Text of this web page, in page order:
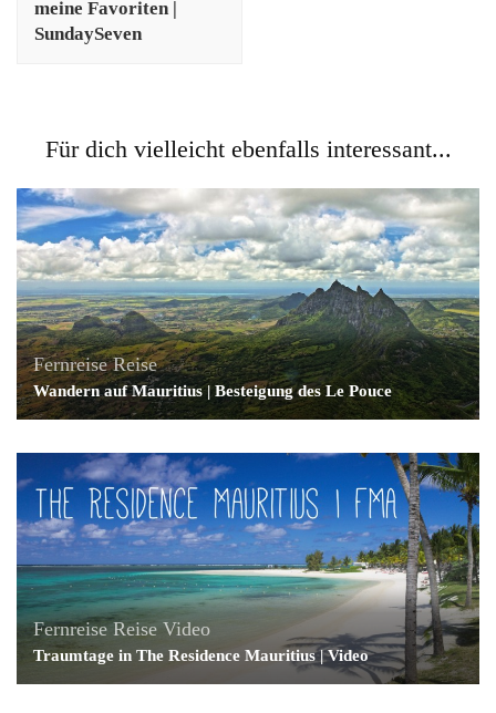
meine Favoriten |
SundaySeven
Für dich vielleicht ebenfalls interessant...
Fernreise Reise
Wandern auf Mauritius | Besteigung des Le Pouce
Fernreise Reise Video
Traumtage in The Residence Mauritius | Video